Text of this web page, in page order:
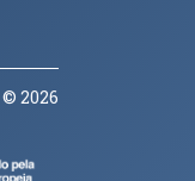
© 2026